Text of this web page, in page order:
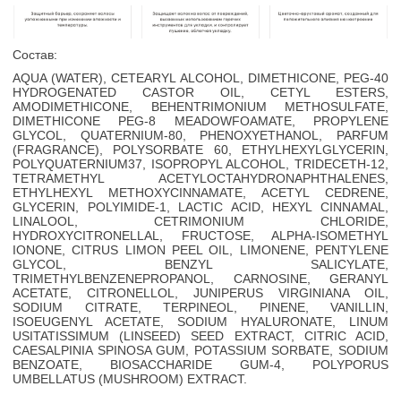
Состав:
AQUA (WATER), CETEARYL ALCOHOL, DIMETHICONE, PEG-40
HYDROGENATED CASTOR OIL, CETYL ESTERS,
AMODIMETHICONE, BEHENTRIMONIUM METHOSULFATE,
DIMETHICONE PEG-8 MEADOWFOAMATE, PROPYLENE
GLYCOL, QUATERNIUM-80, PHENOXYETHANOL, PARFUM
(FRAGRANCE), POLYSORBATE 60, ETHYLHEXYLGLYCERIN,
POLYQUATERNIUM37, ISOPROPYL ALCOHOL, TRIDECETH-12,
TETRAMETHYL ACETYLOCTAHYDRONAPHTHALENES,
ETHYLHEXYL METHOXYCINNAMATE, ACETYL CEDRENE,
GLYCERIN, POLYIMIDE-1, LACTIC ACID, HEXYL CINNAMAL,
LINALOOL, CETRIMONIUM CHLORIDE,
HYDROXYCITRONELLAL, FRUCTOSE, ALPHA-ISOMETHYL
IONONE, CITRUS LIMON PEEL OIL, LIMONENE, PENTYLENE
GLYCOL, BENZYL SALICYLATE,
TRIMETHYLBENZENEPROPANOL, CARNOSINE, GERANYL
ACETATE, CITRONELLOL, JUNIPERUS VIRGINIANA OIL,
SODIUM CITRATE, TERPINEOL, PINENE, VANILLIN,
ISOEUGENYL ACETATE, SODIUM HYALURONATE, LINUM
USITATISSIMUM (LINSEED) SEED EXTRACT, CITRIC ACID,
CAESALPINIA SPINOSA GUM, POTASSIUM SORBATE, SODIUM
BENZOATE, BIOSACCHARIDE GUM-4, POLYPORUS
UMBELLATUS (MUSHROOM) EXTRACT.